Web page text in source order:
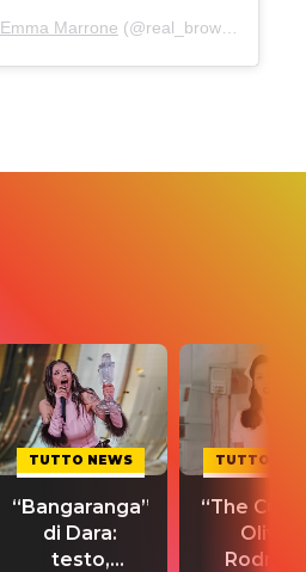
Emma Marrone (@real_brown) in data:
TUTTO NEWS
“Bangaranga”
di Dara:
testo,
TUTTO
“The
Olivia